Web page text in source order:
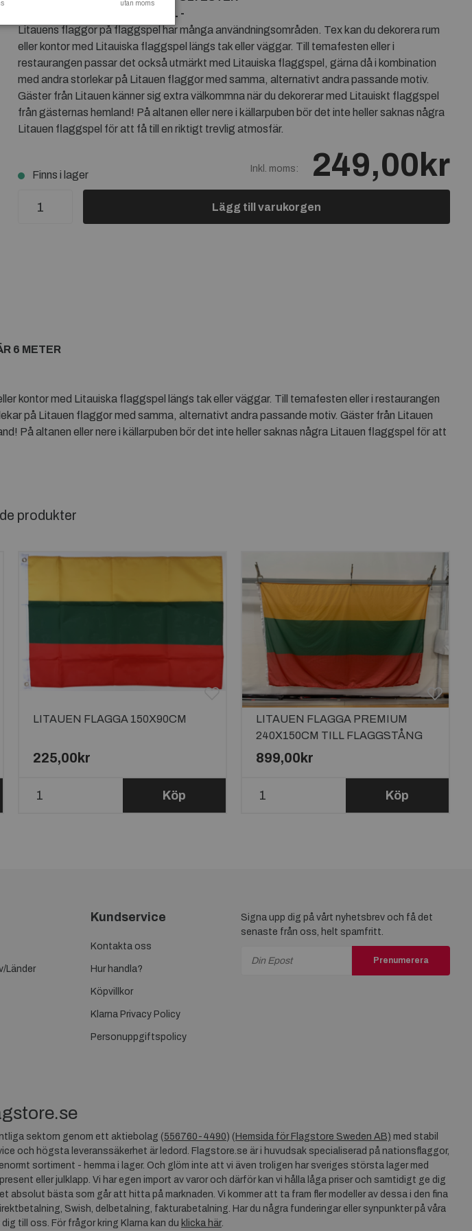
- FLAGGSTÄLL - VIMPELSPEL -
Litauens flaggor på flaggspel har många användningsområden. Tex kan du dekorera rum
eller kontor med Litauiska flaggspel längs tak eller väggar. Till temafesten eller i
restaurangen passar det också utmärkt med Litauiska flaggspel, gärna då i kombination
med andra storlekar på Litauen flaggor med samma, alternativt andra passande motiv.
Gäster från Litauen känner sig extra välkommna när du dekorerar med Litauiskt flaggspel
från gästernas hemland! På altanen eller nere i källarpuben bör det inte heller saknas några
Litauen flaggspel för att få till en riktigt trevlig atmosfär.
Finns i lager
Inkl. moms: 249,00kr
Lägg till varukorgen
6 METER
kontor med Litauiska flaggspel längs tak eller väggar. Till temafesten eller i restaurangen
på Litauen flaggor med samma, alternativt andra passande motiv. Gäster från Litauen
På altanen eller nere i källarpuben bör det inte heller saknas några Litauen flaggspel för att
produkter
LITAUEN FLAGGA 150X90CM
225,00kr
Köp
LITAUEN FLAGGA PREMIUM
240X150CM TILL FLAGGSTÅNG
10 METER
899,00kr
Köp
Länder
Kundservice
Kontakta oss
Hur handla?
Köpvillkor
Klarna Privacy Policy
Personuppgiftspolicy
Signa upp dig på vårt nyhetsbrev och få det
senaste från oss, helt spamfritt.
Prenumerera
sektorn genom ett aktiebolag (556760-4490) ( Hemsida för Flagstore Sweden AB) med stabil
och högsta leveranssäkerhet är ledord. Flagstore.se är i huvudsak specialiserad på nationsflaggor,
sortiment - hemma i lager. Och glöm inte att vi även troligen har sveriges största lager med
eller julklapp. Vi har egen import av varor och därför kan vi hålla låga priser och samtidigt ge dig
absolut bästa som går att hitta på marknaden. Vi kommer att ta fram fler modeller av dessa i den fina
Swish, delbetalning, fakturabetalning. Har du några funderingar eller synpunkter på våra
till oss. För frågor kring Klarna kan du klicka här.
utan moms